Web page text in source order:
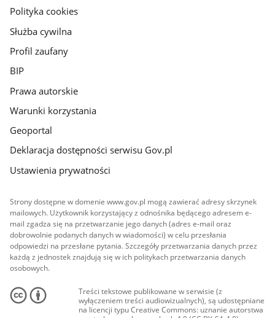
gov.pl
Polityka cookies
Służba cywilna
Profil zaufany
BIP
Prawa autorskie
Warunki korzystania
Geoportal
Deklaracja dostępności serwisu Gov.pl
Ustawienia prywatności
Strony dostępne w domenie www.gov.pl mogą zawierać adresy skrzynek
mailowych. Użytkownik korzystający z odnośnika będącego adresem e-
mail zgadza się na przetwarzanie jego danych (adres e-mail oraz
dobrowolnie podanych danych w wiadomości) w celu przesłania
odpowiedzi na przesłane pytania. Szczegóły przetwarzania danych przez
każdą z jednostek znajdują się w ich politykach przetwarzania danych
osobowych.
Treści tekstowe publikowane w serwisie (z
wyłączeniem treści audiowizualnych), są udostępniane
na licencji typu Creative Commons: uznanie autorstwa